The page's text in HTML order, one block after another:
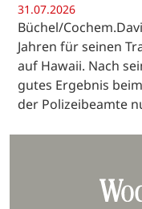
31.07.2026
Büchel/
Jahren für seinen
auf Hawaii. Nach
gutes Ergebnis
der Polizeibeamte